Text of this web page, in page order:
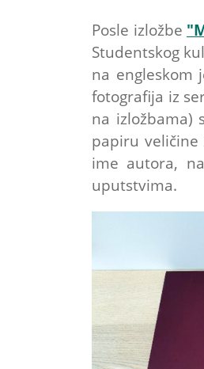
Posle izložbe
Studentskog
na engleskom
fotografija iz
na izložbama)
papiru veličine
ime autora,
uputstvima.